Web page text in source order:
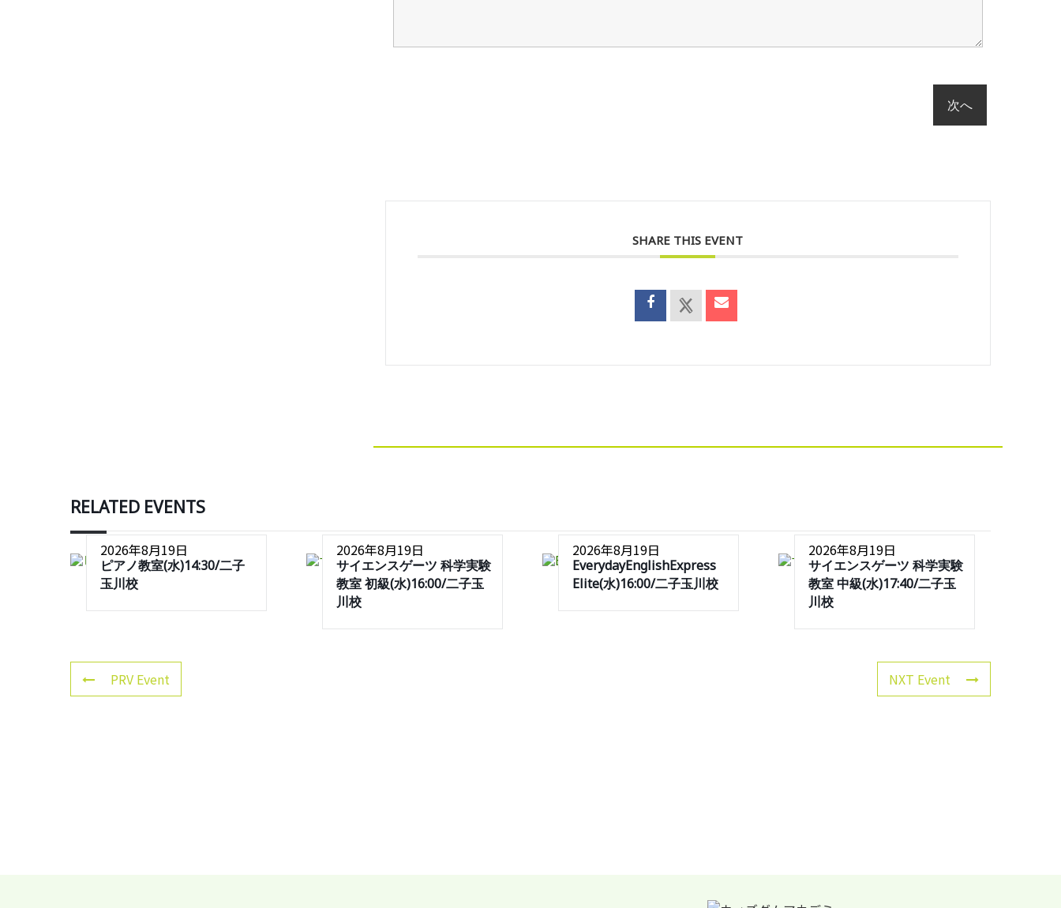
SHARE THIS EVENT
RELATED EVENTS
2026年8月19日
ピアノ教室(水)14:30/二子
玉川校
2026年8月19日
サイエンスゲーツ 科学実験
教室 初級(水)16:00/二子玉
川校
2026年8月19日
EverydayEnglishExpress
Elite(水)16:00/二子玉川校
2026年8月19日
サイエンスゲーツ 科学実験
教室 中級(水)17:40/二子玉
川校
PRV Event NXT Event